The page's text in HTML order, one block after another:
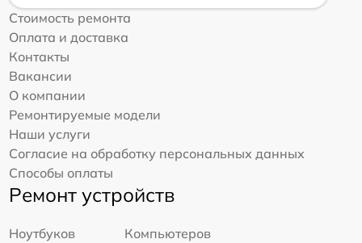
Стоимость ремонта
Оплата и доставка
Контакты
Вакансии
О компании
Ремонтируемые модели
Наши услуги
Согласие на обработку персональных данных
Способы оплаты
Ремонт устройств
Ноутбуков
Компьютеров